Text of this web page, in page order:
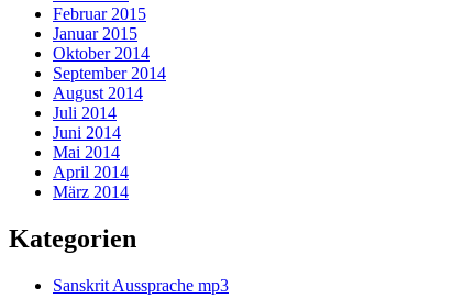
Februar 2015
Januar 2015
Oktober 2014
September 2014
August 2014
Juli 2014
Juni 2014
Mai 2014
April 2014
März 2014
Kategorien
Sanskrit Aussprache mp3